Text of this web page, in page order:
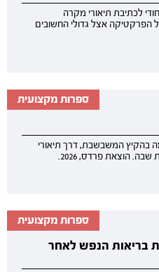
לכתיבת תיאורי מקרה
הפרקטיקה אצל גדולי החשובים
ספרות מקצועית
בהקיץ המשבשבת, דרך תיאורי
הוצאת פרדס, 2026.
ספרות מקצועית
בריאות הנפש לאחר